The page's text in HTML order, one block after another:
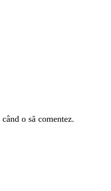
o să comentez.